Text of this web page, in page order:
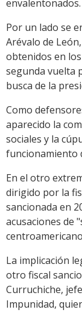
envalentonados.
Por un lado se
Arévalo de
obtenidos en
segunda vuelta
busca de la
Como
aparecido la
sociales y la
funcionamiento
En el otro
dirigido por la
sancionada en
acusaciones de
La implicación
otro fiscal
Curruchiche,
Impunidad,